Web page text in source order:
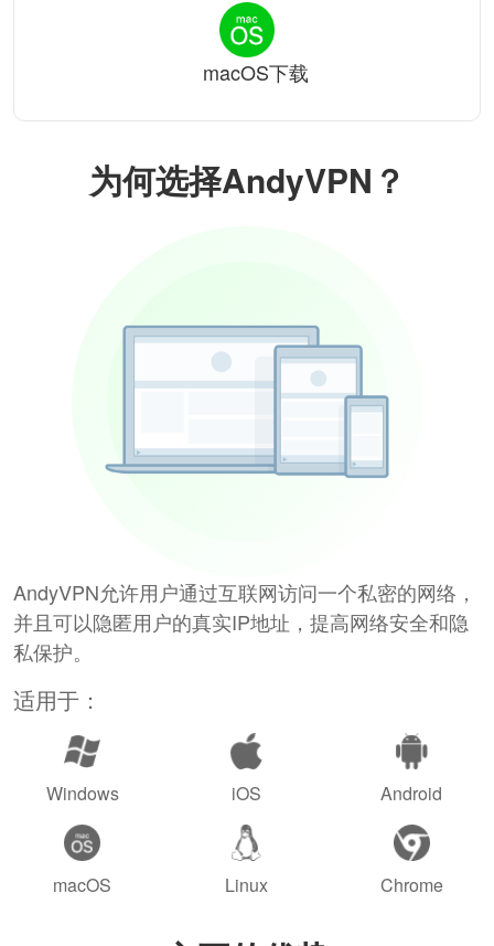
为何选择AndyVPN？
AndyVPN允许用户通过互联网访问一个私密的网络，
并且可以隐匿用户的真实IP地址，提高网络安全和隐
私保护。
适用于：
Windows iOS Android
macOS Linux Chrome
macOS下载